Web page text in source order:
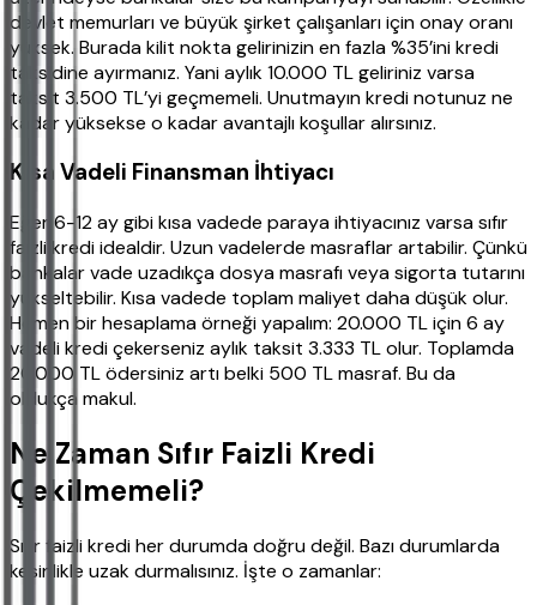
devlet memurları ve büyük şirket çalışanları için onay oranı
yüksek. Burada kilit nokta gelirinizin en fazla %35’ini kredi
taksidine ayırmanız. Yani aylık 10.000 TL geliriniz varsa
taksit 3.500 TL’yi geçmemeli. Unutmayın kredi notunuz ne
kadar yüksekse o kadar avantajlı koşullar alırsınız.
Kısa Vadeli Finansman İhtiyacı
Eğer 6-12 ay gibi kısa vadede paraya ihtiyacınız varsa sıfır
faizli kredi idealdir. Uzun vadelerde masraflar artabilir. Çünkü
bankalar vade uzadıkça dosya masrafı veya sigorta tutarını
yükseltebilir. Kısa vadede toplam maliyet daha düşük olur.
Hemen bir hesaplama örneği yapalım: 20.000 TL için 6 ay
vadeli kredi çekerseniz aylık taksit 3.333 TL olur. Toplamda
20.000 TL ödersiniz artı belki 500 TL masraf. Bu da
oldukça makul.
Ne Zaman Sıfır Faizli Kredi
Çekilmemeli?
Sıfır faizli kredi her durumda doğru değil. Bazı durumlarda
kesinlikle uzak durmalısınız. İşte o zamanlar: